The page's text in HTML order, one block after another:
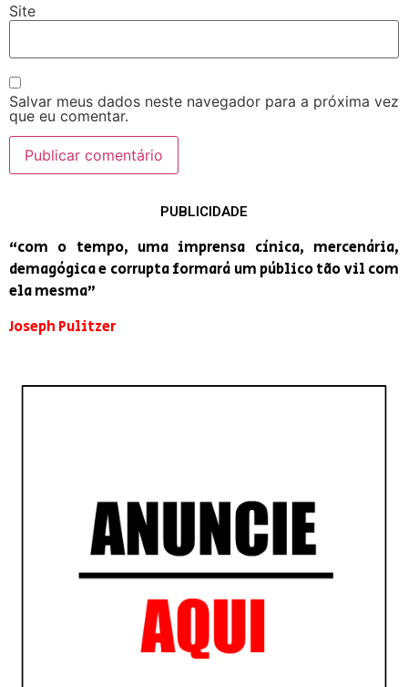
Site
Salvar meus dados neste navegador para a próxima vez
que eu comentar.
PUBLICIDADE
“com o tempo, uma imprensa cínica, mercenária,
demagógica e corrupta formará um público tão vil com
ela mesma”
Joseph Pulitzer